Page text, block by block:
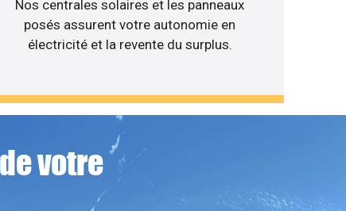
Nos centrales solaires et les panneaux
posés assurent votre autonomie en
électricité et la revente du surplus.
votre